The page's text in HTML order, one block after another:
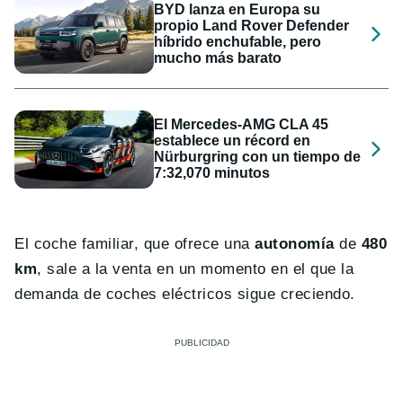
BYD lanza en Europa su
propio Land Rover Defender
híbrido enchufable, pero
mucho más barato
El Mercedes-AMG CLA 45
establece un récord en
Nürburgring con un tiempo de
7:32,070 minutos
El coche familiar, que ofrece unaautonomíade 480
km, sale a la venta en un momento en el que la
demanda de coches eléctricos sigue creciendo.